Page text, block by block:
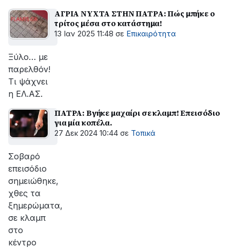
ΑΓΡΙΑ ΝΥΧΤΑ ΣΤΗΝ ΠΑΤΡΑ: Πώς μπήκε ο
τρίτος μέσα στο κατάστημα!
13 Ιαν 2025 11:48 σε Επικαιρότητα
Ξύλο… με
παρελθόν!
Τι ψάχνει
η ΕΛ.ΑΣ.
ΠΑΤΡΑ: Βγήκε μαχαίρι σε κλαμπ! Επεισόδιο
για μία κοπέλα.
27 Δεκ 2024 10:44 σε Τοπικά
Σοβαρό
επεισόδιο
σηµειώθηκε,
χθες τα
ξηµερώµατα,
σε κλαµπ
στο
κέντρο